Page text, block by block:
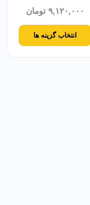
۹,۱۲۰,۰۰۰ تومان
انتخاب گزینه ها